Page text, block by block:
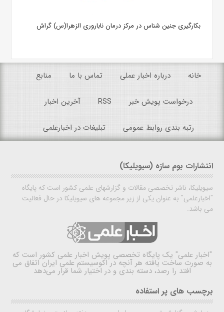
بکارگیری جنین شناس در مرکز درمان ناباروری الزهرا(س) گراش
خانه درباره اخبار عملی تماس با ما منابع
درخواست پویش خبر RSS آخرین اخبار
رتبه بندی روابط عمومی تبلیغات در اخبارعلمی
انتشارات بوم سازه (سیویلیکا)
سیویلیکا، ناشر تخصصی مقالات و گزارشهای علمی کشور است که پایگاه
"اخبارعلمی" به عنوان یکی از زیر مجموعه های سیویلیکا در حال فعالیت
می باشد.
"اخبار علمی" یک پایگاه تخصصی پویش اخبار علمی کشور است که
به صورت ساخت یافته هر آنچه در اکوسیستم علمی ایران اتفاق می
افتد را رصد، دسته بندی و در اختیار شما قرار می‌دهد
برچسب های پر استفاده